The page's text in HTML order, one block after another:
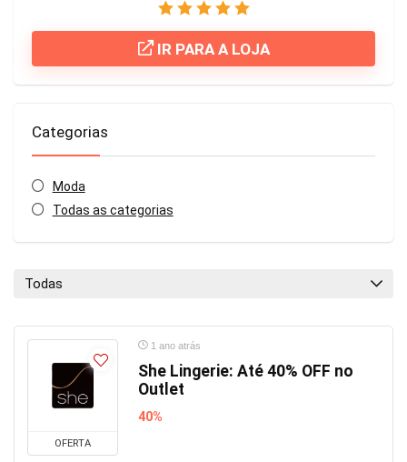
IR PARA A LOJA
Categorias
Moda
Todas as categorias
Todas
OFERTA
1 ano atrás
She Lingerie: Até 40% OFF no
Outlet
40%